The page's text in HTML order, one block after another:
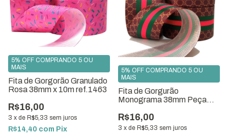
Fita de Gorgorão Granulado
Rosa 38mm x 10m ref.1463
R$16,00
3 x de R$5,33 sem juros
5% OFF COMPRANDO 5 OU
MAIS
R$14,40 com Pix
Fita de Gorgurão
Monograma 38mm Peça
R$16,00
3 x de R$5,33 sem juros
5% OFF COMPRANDO 5 OU
MAIS